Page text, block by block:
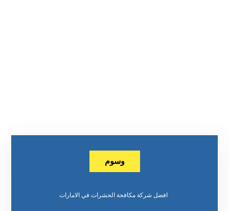
وسوم
افضل شركة مكافحة الحشرات في الامارات